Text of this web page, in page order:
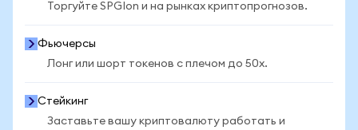
Торгуйте SPGIon и на рынках криптопрогнозов.
Фьючерсы
Лонг или шорт токенов с плечом до 50x.
Стейкинг
Заставьте вашу криптовалюту работать и